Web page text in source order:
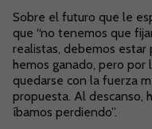
Sobre el futuro que le
que “no tenemos que
realistas, debemos estar
hemos ganado, pero por
quedarse con la fuerza
propuesta. Al descanso,
íbamos perdiendo”.